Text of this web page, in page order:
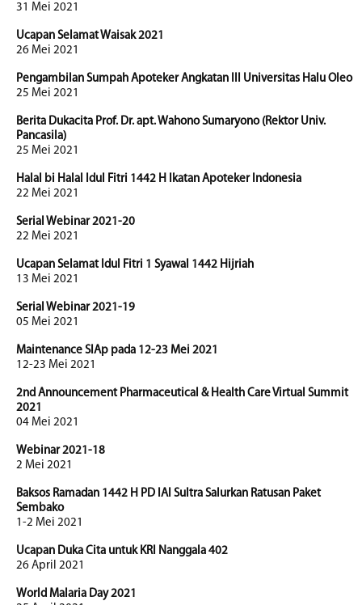
31 Mei 2021
Ucapan Selamat Waisak 2021
26 Mei 2021
Pengambilan Sumpah Apoteker Angkatan III Universitas Halu Oleo
25 Mei 2021
Berita Dukacita Prof. Dr. apt. Wahono Sumaryono (Rektor Univ.
Pancasila)
25 Mei 2021
Halal bi Halal Idul Fitri 1442 H Ikatan Apoteker Indonesia
22 Mei 2021
Serial Webinar 2021-20
22 Mei 2021
Ucapan Selamat Idul Fitri 1 Syawal 1442 Hijriah
13 Mei 2021
Serial Webinar 2021-19
05 Mei 2021
Maintenance SIAp pada 12-23 Mei 2021
12-23 Mei 2021
2nd Announcement Pharmaceutical & Health Care Virtual Summit
2021
04 Mei 2021
Webinar 2021-18
2 Mei 2021
Baksos Ramadan 1442 H PD IAI Sultra Salurkan Ratusan Paket
Sembako
1-2 Mei 2021
Ucapan Duka Cita untuk KRI Nanggala 402
26 April 2021
World Malaria Day 2021